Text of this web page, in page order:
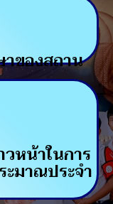
หน้าในการ
ะมาณประจำ